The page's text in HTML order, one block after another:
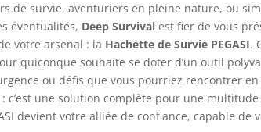
de survie, aventuriers en pleine nature, ou
éventualités, Deep Survival est fier de vous
votre arsenal : la Hachette de Survie PEGASI.
quiconque souhaite se doter d’un outil
ou défis que vous pourriez rencontrer
c’est une solution complète pour une
devient votre alliée de confiance, capable